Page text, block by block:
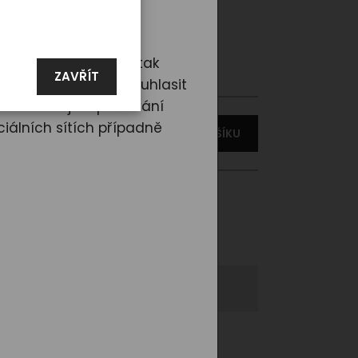
ZAVŘÍT
VLOŽIT DO KOŠÍKU
nám dáte souhlas, tak
Tlačítkem „Souhlasit
údaje o používání
sítích případně